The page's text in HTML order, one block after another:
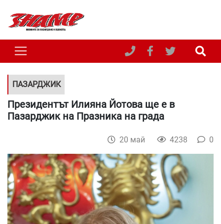
ПАЗАРДЖИК
Президентът Илияна Йотова ще е в
Пазарджик на Празника на града
20 май 4238 0